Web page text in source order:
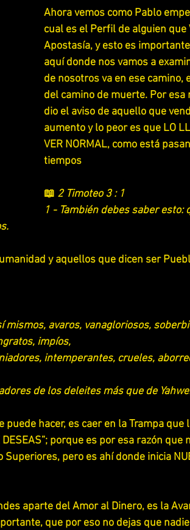
LA RELIGION Y SU ENGAÑO
ESCUDRIÑANDO LOS SALMOS
ESTUDIANDO 1 REYES y 2 REYES
LIBRO DE RUTH
ESTUDIANDO 2 CORINTIOS
ESTUDIANDO BERESHIT
Ahora vemos como Pablo
cual es el Perfil de alguien que
Apostasía, y esto es
aquí donde nos vamos a
de nosotros va en ese camino,
del camino de muerte. Por esa
dio el aviso de aquello que
aumento y lo peor es que LO
VER NORMAL, como está
tiempos
📖 2 Timoteo 3 : 1
1 - También debes saber esto:
y aquellos que dicen ser
avaros, vanagloriosos,
impíos,
intemperantes, crueles,
de los deleites más que de
puede hacer, es caer en la Trampa que
DESEAS”; porque es por esa razón que
pero es ahí donde inicia
aparte del Amor al Dinero, es la
que por eso no dejas que